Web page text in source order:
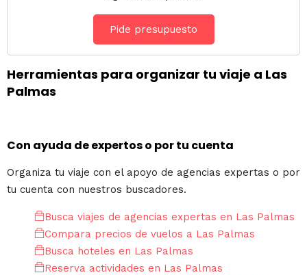
Pide presupuesto
Herramientas para organizar tu viaje a Las
Palmas
Con ayuda de expertos o por tu cuenta
Organiza tu viaje con el apoyo de agencias expertas o por
tu cuenta con nuestros buscadores.
Busca viajes de agencias expertas en Las Palmas
Compara precios de vuelos a Las Palmas
Busca hoteles en Las Palmas
Reserva actividades en Las Palmas